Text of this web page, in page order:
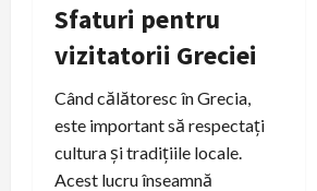
Sfaturi pentru
vizitatorii Greciei
Când călătoresc în Grecia,
este important să respectați
cultura și tradițiile locale.
Acest lucru înseamnă